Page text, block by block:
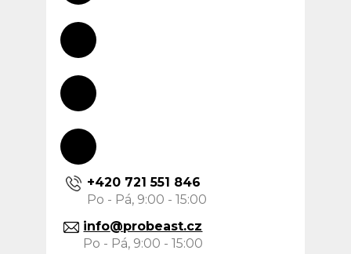
info@probeast.cz
+420 721 551 846